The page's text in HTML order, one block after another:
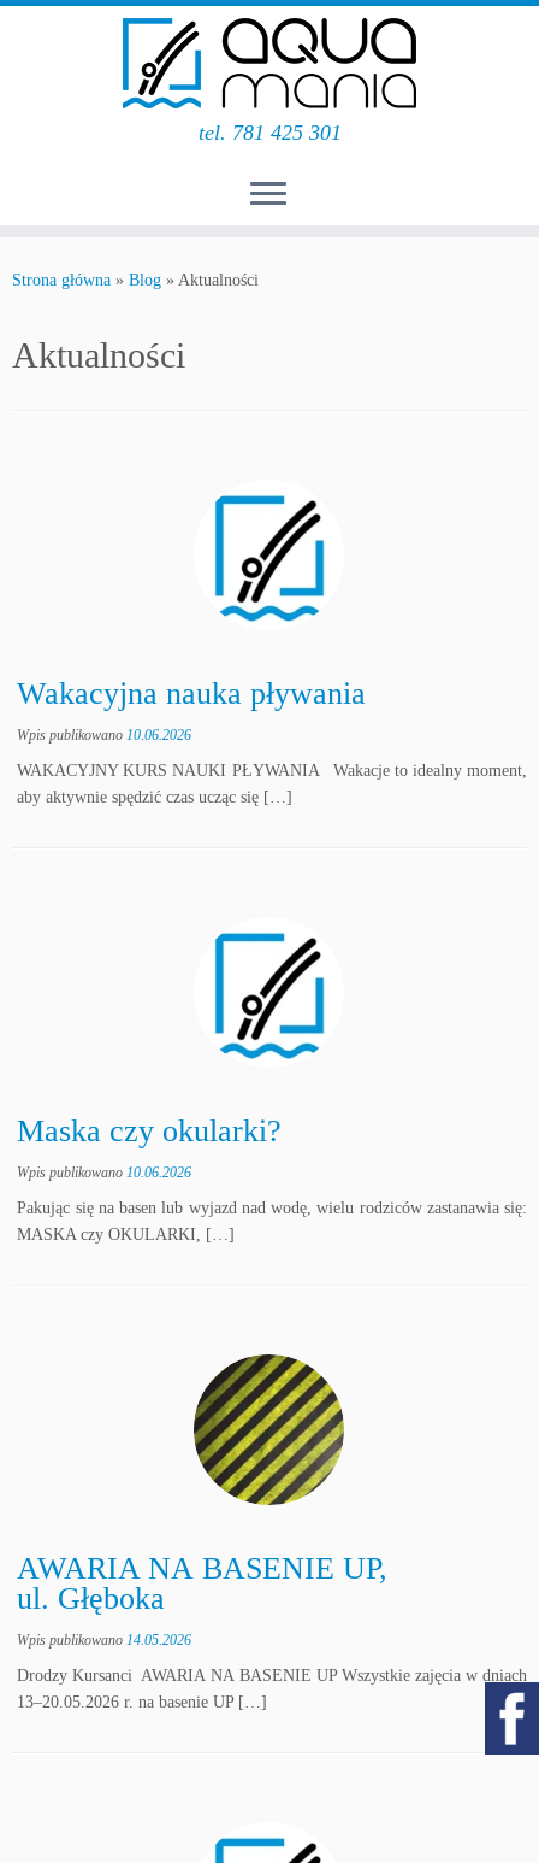
do
tel. 781 425 301
Strona główna » Blog » Aktualności
Aktualności
Wakacyjna nauka pływania
Wpis publikowano10.06.2026
WAKACYJNY KURS NAUKI PŁYWANIA Wakacje to idealny moment,
aby aktywnie spędzić czas ucząc się […]
Maska czy okularki?
Wpis publikowano10.06.2026
Pakując się na basen lub wyjazd nad wodę, wielu rodziców zastanawia się:
MASKA czy OKULARKI, […]
AWARIA NA BASENIE UP,
ul. Głęboka
Wpis publikowano14.05.2026
Drodzy Kursanci AWARIA NA BASENIE UP Wszystkie zajęcia w dniach
13–20.05.2026 r. na basenie UP […]